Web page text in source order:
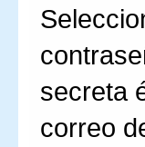
secreta
correo